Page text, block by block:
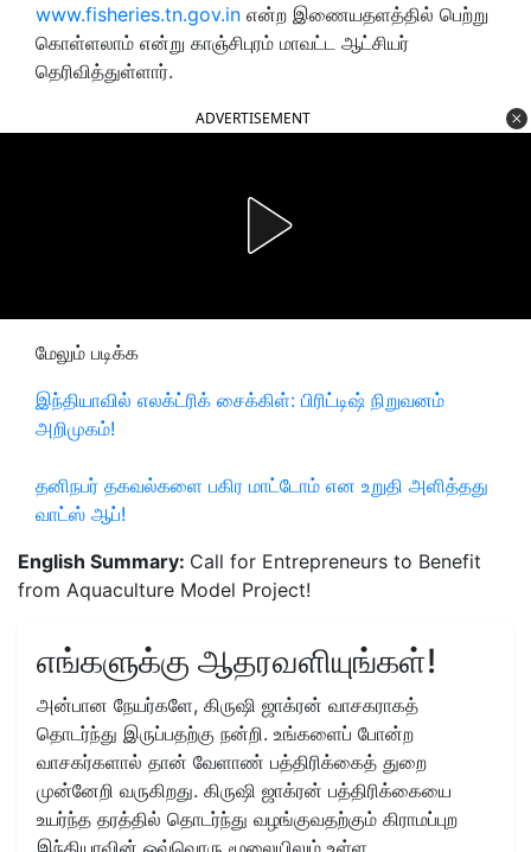
www.fisheries.tn.gov.in என்ற இணையதளத்தில் பெற்று
கொள்ளலாம் என்று காஞ்சிபுரம் மாவட்ட ஆட்சியர்
தெரிவித்துள்ளார்.
ADVERTISEMENT
மேலும் படிக்க
இந்தியாவில் எலக்ட்ரிக் சைக்கிள்: பிரிட்டிஷ் நிறுவனம்
அறிமுகம்!
தனிநபர் தகவல்களை பகிர மாட்டோம் என உறுதி அளித்தது
வாட்ஸ் ஆப்!
English Summary: Call for Entrepreneurs to Benefit
from Aquaculture Model Project!
எங்களுக்கு ஆதரவளியுங்கள்!
அன்பான நேயர்களே, கிருஷி ஜாக்ரன் வாசகராகத்
தொடர்ந்து இருப்பதற்கு நன்றி. உங்களைப் போன்ற
வாசகர்களால் தான் வேளாண் பத்திரிக்கைத் துறை
முன்னேறி வருகிறது. கிருஷி ஜாக்ரன் பத்திரிக்கையை
உயர்ந்த தரத்தில் தொடர்ந்து வழங்குவதற்கும் கிராமப்புற
இந்தியாவின் ஒவ்வொரு மூலையிலும் உள்ள